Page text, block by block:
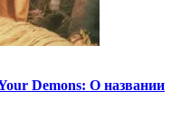
Demons: О названии